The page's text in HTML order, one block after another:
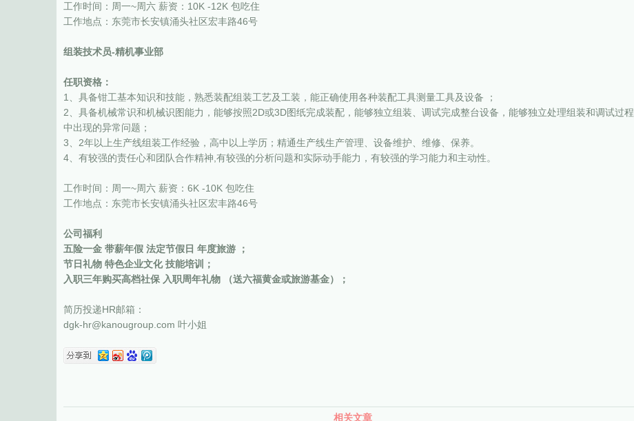
工作时间：周一~周六 薪资：10K -12K 包吃住
工作地点：东莞市长安镇涌头社区宏丰路46号
组装技术员-精机事业部
任职资格：
1、具备钳工基本知识和技能，熟悉装配组装工艺及工装，能正确使用各种装配工具测量工具及设备 ；
2、具备机械常识和机械识图能力，能够按照2D或3D图纸完成装配，能够独立组装、调试完成整台设备，能够独立处理组装和调试过程
中出现的异常问题；
3、2年以上生产线组装工作经验，高中以上学历；精通生产线生产管理、设备维护、维修、保养。
4、有较强的责任心和团队合作精神,有较强的分析问题和实际动手能力，有较强的学习能力和主动性。
工作时间：周一~周六 薪资：6K -10K 包吃住
工作地点：东莞市长安镇涌头社区宏丰路46号
公司福利
五险一金 带薪年假 法定节假日 年度旅游 ；
节日礼物 特色企业文化 技能培训；
入职三年购买高档社保 入职周年礼物 （送六福黄金或旅游基金）；
简历投递HR邮箱：
dgk-hr@kanougroup .com 叶小姐
相关文章